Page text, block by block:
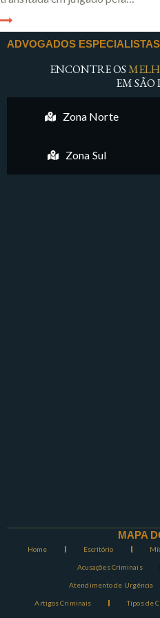
ADVOGADOS ESPECIALISTAS
ENCONTRE OS
EM SÃO
Zona Norte
Zona Sul
MAPA
Home Escritório
Acusações Criminais
Atendimento de Urgência
Artigos Criminais Tipos de